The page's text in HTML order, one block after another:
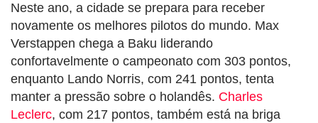
Neste ano, a cidade se prepara para receber
novamente os melhores pilotos do mundo. Max
Verstappen chega a Baku liderando
confortavelmente o campeonato com 303 pontos,
enquanto Lando Norris, com 241 pontos, tenta
manter a pressão sobre o holandês. Charles
Leclerc, com 217 pontos, também está na briga